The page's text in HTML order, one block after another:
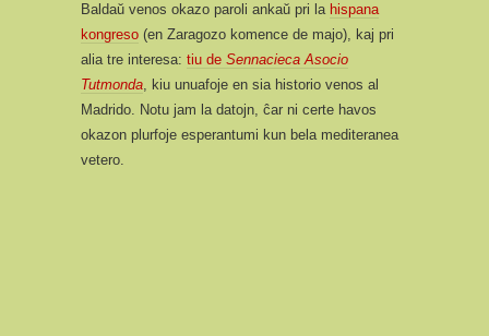
Baldaŭ venos okazo paroli ankaŭ pri la hispana
kongreso (en Zaragozo komence de majo), kaj pri
alia tre interesa: tiu de Sennacieca Asocio
Tutmonda, kiu unuafoje en sia historio venos al
Madrido. Notu jam la datojn, ĉar ni certe havos
okazon plurfoje esperantumi kun bela mediteranea
vetero.